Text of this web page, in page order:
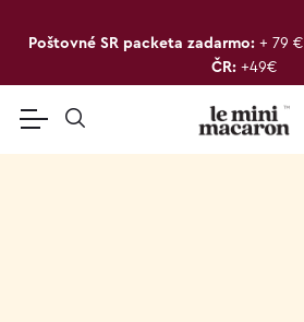
Poštovné SR packeta zadarmo: + 79 €
ČR: +49€